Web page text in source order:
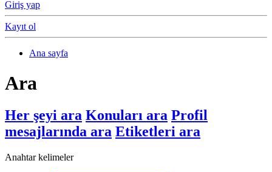
Giriş yap
Kayıt ol
Ana sayfa
Ara
Her şeyi ara Konuları ara Profil
mesajlarında ara Etiketleri ara
Anahtar kelimeler